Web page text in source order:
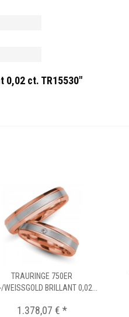
0,02 ct. TR15530"
TRAURINGE 750ER
WEISSGOLD BRILLANT 0,02...
1.378,07 € *